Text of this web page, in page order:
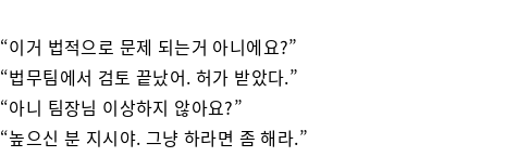
“이거 법적으로 문제 되는거 아니에요?”
“법무팀에서 검토 끝났어. 허가 받았다.”
“아니 팀장님 이상하지 않아요?”
“높으신 분 지시야. 그냥 하라면 좀 해라.”